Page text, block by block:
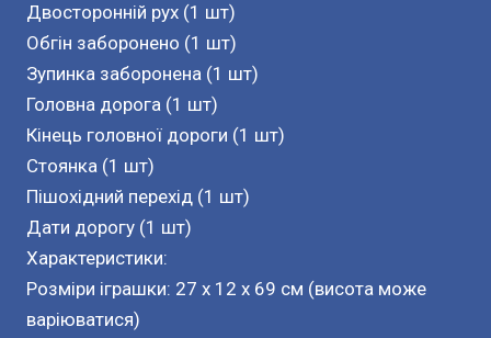
Двосторонній рух (1 шт)
Обгін заборонено (1 шт)
Зупинка заборонена (1 шт)
Головна дорога (1 шт)
Кінець головної дороги (1 шт)
Стоянка (1 шт)
Пішохідний перехід (1 шт)
Дати дорогу (1 шт)
Характеристики:
Розміри іграшки: 27 x 12 x 69 см (висота може
варіюватися)